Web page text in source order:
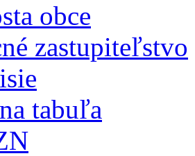
obce
zastupiteľstvo
tabuľa